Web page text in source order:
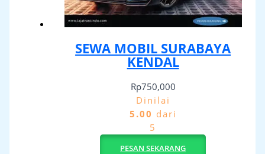
SEWA MOBIL SURABAYA
KENDAL
Rp750,000
Dinilai
5.00 dari
5
PESAN SEKARANG